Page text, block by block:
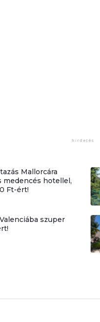
Mallorcára
medencés hotellel,
Ft-ért!
szuper